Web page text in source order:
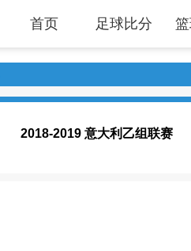
首页 足球比分
2018-2019 意大利乙组联赛